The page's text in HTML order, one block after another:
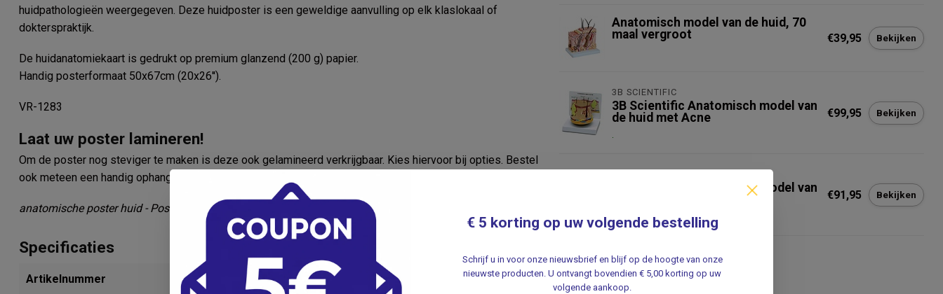
huidpathologieën weergegeven. Deze huidposter is een geweldige aanvulling op elk klaslokaal of
dokterspraktijk.
De huidanatomiekaart is gedrukt op premium glanzend (200 g) papier.
Handig posterformaat 50x67cm (20x26'').
VR-1283
Laat uw poster lamineren!
Om de poster nog steviger te maken is deze ook gelamineerd verkrijgbaar. Kies hiervoor bij opties. Bestel
ook meteen een handig ophangsysteem mee en de poster kan direct aan de muur!
anatomische poster huid - Poster skin - anatomie menselijk lichaam
Specificaties
Artikelnummer 280232002
Anatomisch model van de huid, 70
maal vergroot
€39,95 Bekijken
3B SCIENTIFIC
3B Scientific Anatomisch model van
de huid met Acne
.
€99,95 Bekijken
3B Scientific Anatomisch model van
de huid, 40 maal vergroot
€91,95 Bekijken
€ 5 korting op uw volgende bestelling
Schrijf u in voor onze nieuwsbrief en blijf op de hoogte van onze
nieuwste producten. U ontvangt bovendien € 5,00 korting op uw
volgende aankoop.